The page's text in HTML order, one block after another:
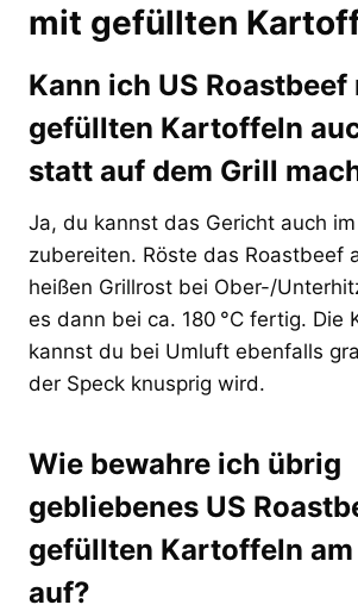
mit gefüllten
Kann ich US Roastbeef
gefüllten Kartoffeln
statt auf dem Grill
Ja, du kannst das Gericht auch
zubereiten. Röste das Roastbeef
heißen Grillrost bei Ober-/
es dann bei ca. 180 °C fertig. Die
kannst du bei Umluft ebenfalls
der Speck knusprig wird.
Wie bewahre ich übrig
gebliebenes US
gefüllten Kartoffeln am
auf?